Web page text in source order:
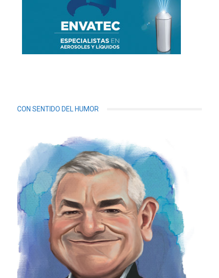
CON SENTIDO DEL HUMOR